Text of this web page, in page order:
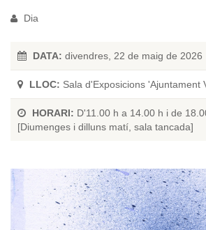
Dia
DATA: divendres, 22 de maig de 2026
LLOC: Sala d'Exposicions 'Ajuntament
HORARI: D'11.00 h a 14.00 h i de
[Diumenges i dilluns matí, sala tancada]